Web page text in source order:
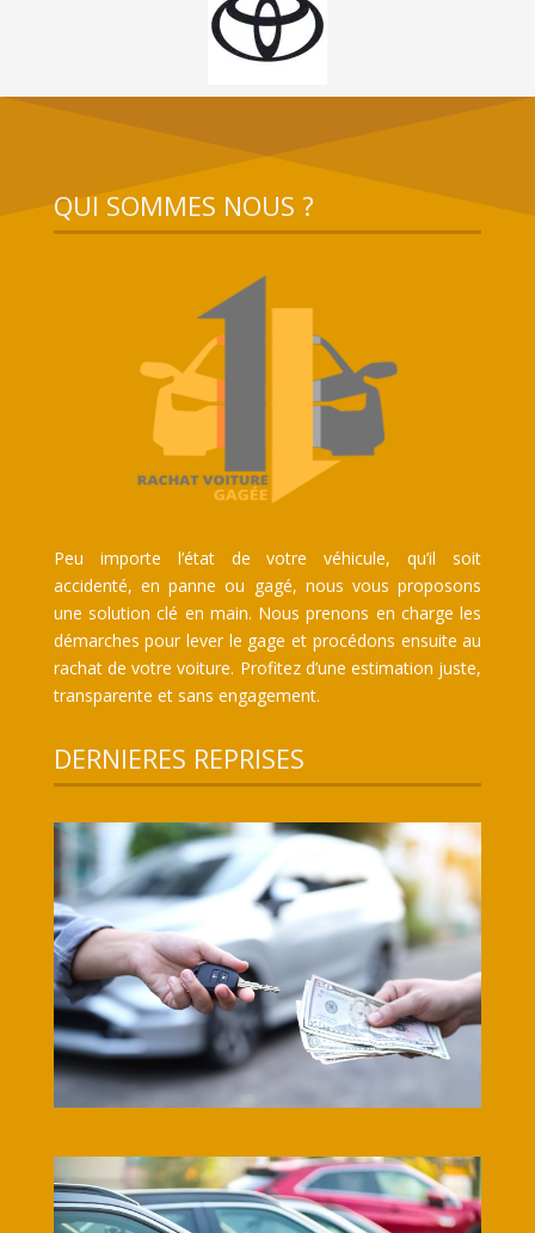
QUI SOMMES NOUS ?
Peu importe l’état de votre véhicule, qu’il soit
accidenté, en panne ou gagé, nous vous proposons
une solution clé en main. Nous prenons en charge les
démarches pour lever le gage et procédons ensuite au
rachat de votre voiture. Profitez d’une estimation juste,
transparente et sans engagement.
DERNIERES REPRISES